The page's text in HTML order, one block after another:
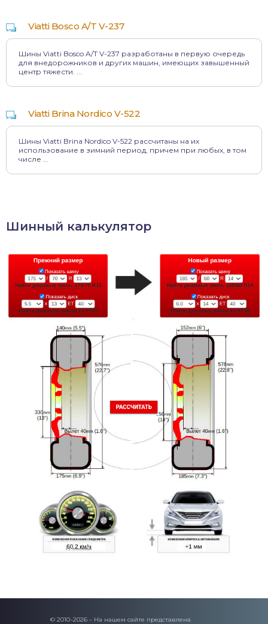
Viatti Bosco A/T V-237
Шины Viatti Bosco A/T V-237 разработаны в первую очередь
для внедорожников и других машин, имеющих завышенный
центр тяжести. ...
Viatti Brina Nordico V-522
Шины Viatti Brina Nordico V-522 рассчитаны на их
использование в зимний период, причем при любых, в том
числе ...
Шинный калькулятор
© 2010–2026 – На нашем сайте представлена